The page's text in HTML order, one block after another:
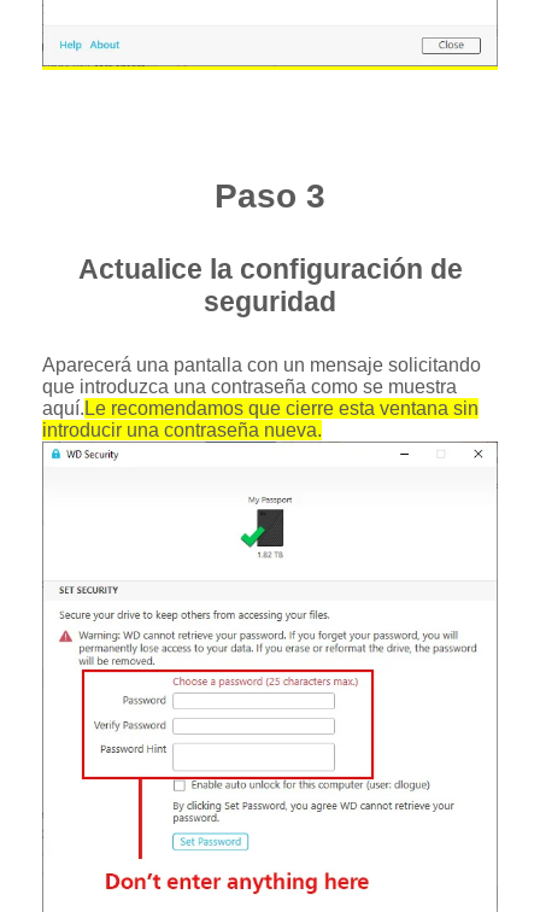
Paso 3
Actualice la configuración de
seguridad
Aparecerá una pantalla con un mensaje solicitando
que introduzca una contraseña como se muestra
aquí.Le recomendamos que cierre esta ventana sin
introducir una contraseña nueva.